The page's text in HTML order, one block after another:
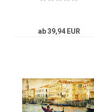
ab 39,94 EUR